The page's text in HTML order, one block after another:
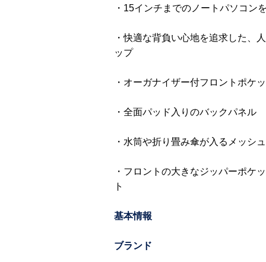
・15インチまでのノートパソコン
・快適な背負い心地を追求した、
ップ
・オーガナイザー付フロントポケ
・全面パッド入りのバックパネル
・水筒や折り畳み傘が入るメッシ
・フロントの大きなジッパーポケ
ト
基本情報
ブランド